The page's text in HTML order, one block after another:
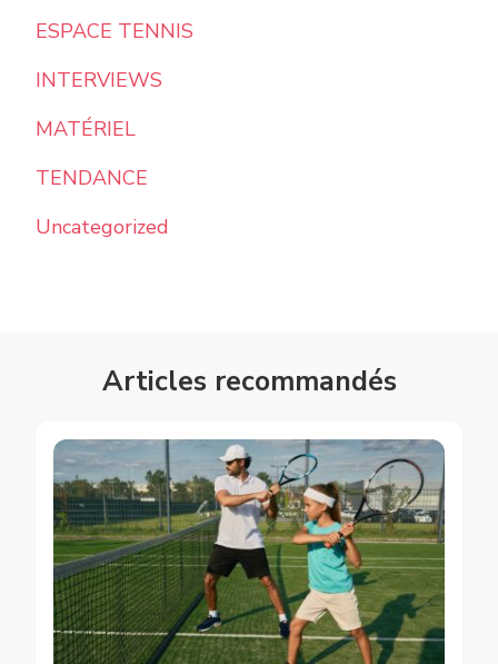
ESPACE TENNIS
INTERVIEWS
MATÉRIEL
TENDANCE
Uncategorized
Articles recommandés